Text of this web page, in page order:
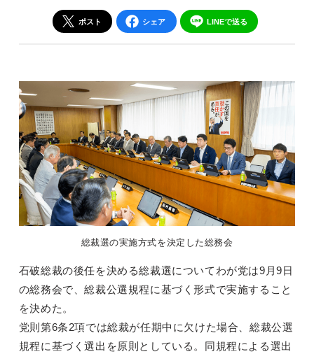
ポスト シェア LINEで送る
総裁選の実施方式を決定した総務会
石破総裁の後任を決める総裁選についてわが党は9月9日
の総務会で、総裁公選規程に基づく形式で実施すること
を決めた。
党則第6条2項では総裁が任期中に欠けた場合、総裁公選
規程に基づく選出を原則としている。同規程による選出